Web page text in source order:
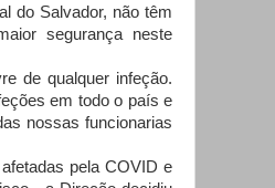
do Salvador, não têm
segurança neste
de qualquer infeção.
em todo o país e
nossas funcionarias
pela COVID e